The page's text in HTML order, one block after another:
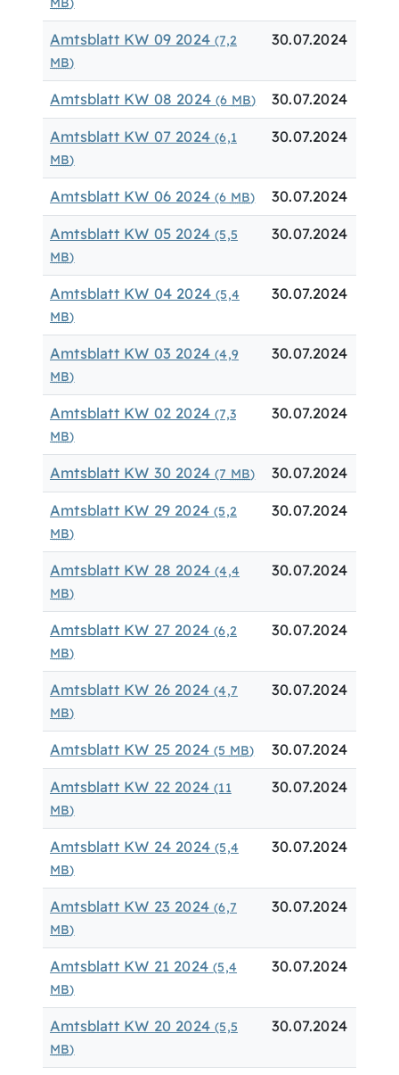
Amtsblatt KW 09 2024(7,2
MB)
30.07.2024
Amtsblatt KW 08 2024(6 MB) 30.07.2024
Amtsblatt KW 07 2024(6,1
MB)
30.07.2024
Amtsblatt KW 06 2024(6 MB) 30.07.2024
Amtsblatt KW 05 2024(5,5
MB)
30.07.2024
Amtsblatt KW 04 2024(5,4
MB)
30.07.2024
Amtsblatt KW 03 2024(4,9
MB)
30.07.2024
Amtsblatt KW 02 2024(7,3
MB)
30.07.2024
Amtsblatt KW 30 2024(7 MB) 30.07.2024
Amtsblatt KW 29 2024(5,2
MB)
30.07.2024
Amtsblatt KW 28 2024(4,4
MB)
30.07.2024
Amtsblatt KW 27 2024(6,2
MB)
30.07.2024
Amtsblatt KW 26 2024(4,7
MB)
30.07.2024
Amtsblatt KW 25 2024(5 MB) 30.07.2024
Amtsblatt KW 22 2024(11
MB)
30.07.2024
Amtsblatt KW 24 2024(5,4
MB)
30.07.2024
Amtsblatt KW 23 2024(6,7
MB)
30.07.2024
Amtsblatt KW 21 2024(5,4
MB)
30.07.2024
Amtsblatt KW 20 2024(5,5
MB)
30.07.2024